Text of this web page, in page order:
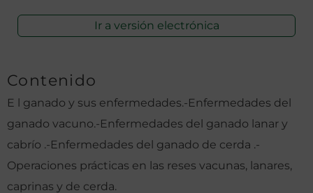
Ir a versión electrónica
Contenido
E l ganado y sus enfermedades.-Enfermedades del
ganado vacuno.-Enfermedades del ganado lanar y
cabrío .-Enfermedades del ganado de cerda .-
Operaciones prácticas en las reses vacunas, lanares,
caprinas y de cerda.